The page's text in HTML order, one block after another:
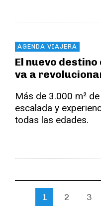
AGENDA VIAJERA
El nuevo
va a
Más de 3.000 m²
escalada y
todas las edades.
1 2 3